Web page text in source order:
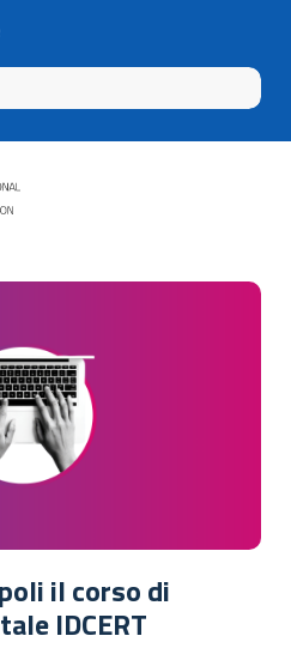
il corso di
IDCERT